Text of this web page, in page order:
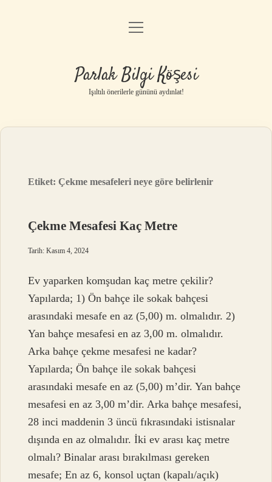
Anasayfa
Yasal Uyarı
menüyü
Parlak Bilgi Köşesi
Işıltılı önerilerle gününü aydınlat!
Etiket:Çekme mesafeleri neye göre belirlenir
Çekme Mesafesi Kaç Metre
Tarih: Kasım 4, 2024
Ev yaparken komşudan kaç metre çekilir?
Yapılarda; 1) Ön bahçe ile sokak bahçesi
arasındaki mesafe en az (5,00) m. olmalıdır. 2)
Yan bahçe mesafesi en az 3,00 m. olmalıdır.
Arka bahçe çekme mesafesi ne kadar?
Yapılarda; Ön bahçe ile sokak bahçesi
arasındaki mesafe en az (5,00) m’dir. Yan bahçe
mesafesi en az 3,00 m’dir. Arka bahçe mesafesi,
28 inci maddenin 3 üncü fıkrasındaki istisnalar
dışında en az olmalıdır. İki ev arası kaç metre
olmalı? Binalar arası bırakılması gereken
mesafe; En az 6, konsol uçtan (kapalı/açık)